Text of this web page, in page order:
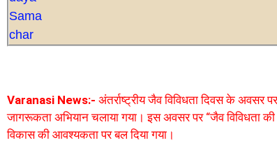
Varanasi News:- अंतर्राष्ट्रीय जैव विविधता दिवस के अवसर
जागरूकता अभियान चलाया गया। इस अवसर पर “जैव विविधता
विकास की आवश्यकता पर बल दिया गया।